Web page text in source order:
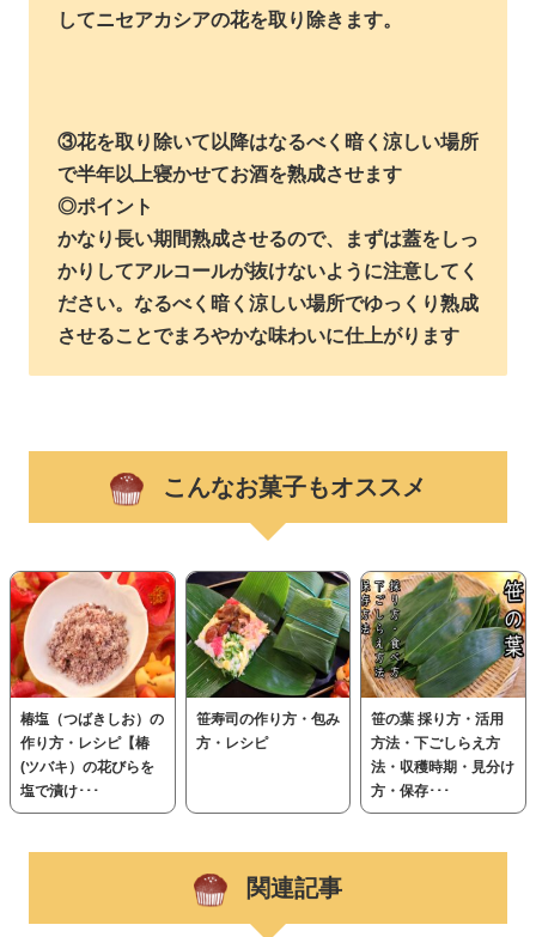
してニセアカシアの花を取り除きます。
③花を取り除いて以降はなるべく暗く涼しい場所
で半年以上寝かせてお酒を熟成させます
◎ポイント
かなり長い期間熟成させるので、まずは蓋をしっ
かりしてアルコールが抜けないように注意してく
ださい。なるべく暗く涼しい場所でゆっくり熟成
させることでまろやかな味わいに仕上がります
こんなお菓子もオススメ
椿塩（つばきしお）の
作り方・レシピ【椿
(ツバキ）の花びらを
塩で漬け･･･
笹寿司の作り方・包み
方・レシピ
笹の葉 採り方・活用
方法・下ごしらえ方
法・収穫時期・見分け
方・保存･･･
関連記事